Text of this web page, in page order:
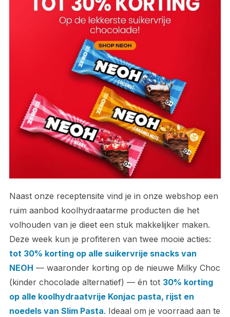
Naast onze receptensite vind je in onze webshop een
ruim aanbod koolhydraatarme producten die het
volhouden van je dieet een stuk makkelijker maken.
Deze week kun je profiteren van twee mooie acties:
tot 30% korting op alle suikervrije snacks van
NEOH — waaronder korting op de nieuwe Milky Choc
(kinder chocolade alternatief) — én tot 30% korting
op alle koolhydraatvrije Konjac pasta, rijst en
noedels van Slim Pasta. Ideaal om je voorraad aan te